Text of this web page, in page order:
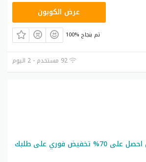
SUMMER5
عرض الكوبون
100% تم بنجاح
92 مستخدم - 2 اليوم
كود خصم ستاربكس احصل على 70% تخفيض فوري على طلبك